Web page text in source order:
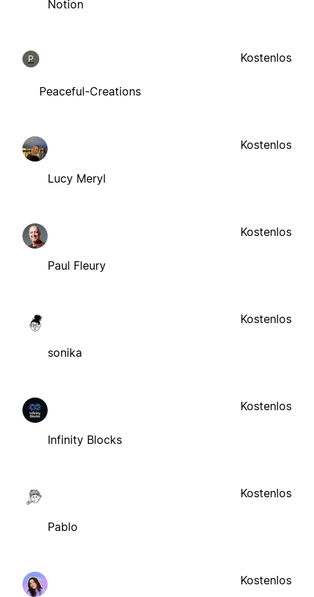
Notion
P
Peaceful-Creations
Kostenlos
Lucy Meryl
Kostenlos
Paul Fleury
Kostenlos
sonika
Kostenlos
Infinity Blocks
Kostenlos
Pablo
Kostenlos
Kostenlos